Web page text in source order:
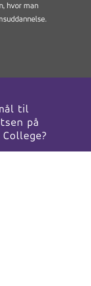
hvor man
til
på